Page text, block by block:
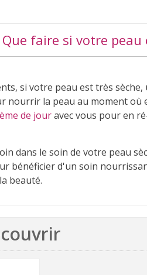
Que faire si votre peau
si votre peau est très
nourrir la peau au moment où
de jouravec vous pour en
dans le soin de votre peau
bénéficier d'un soin
beauté.